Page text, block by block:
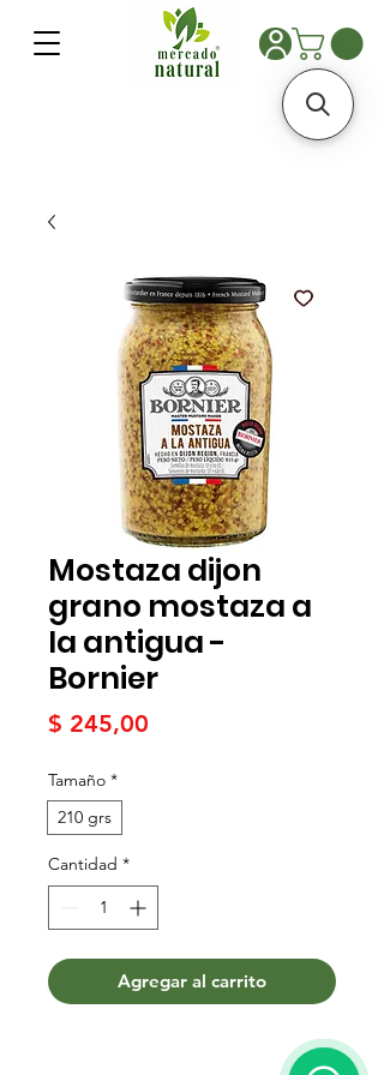
Mostaza dijon
grano mostaza a
la antigua -
Bornier
$ 245,00
Tamaño *
210 grs
Cantidad *
Agregar al carrito